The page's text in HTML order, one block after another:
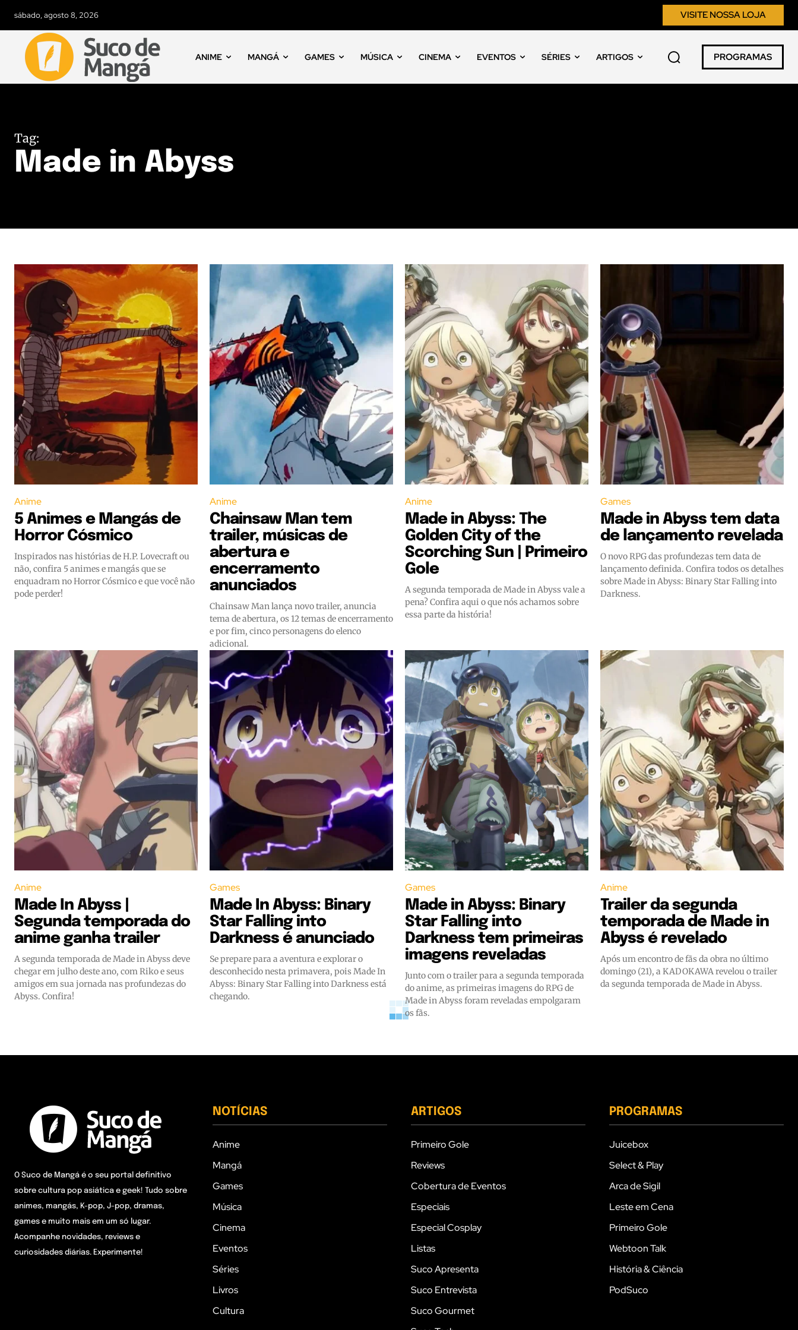
sábado, agosto 8, 2026 VISITE NOSSA LOJA
ANIME MANGÁ GAMES MÚSICA CINEMA EVENTOS SÉRIES ARTIGOS PROGRAMAS
Tag:
Made in Abyss
Anime
5 Animes e Mangás de
Horror Cósmico
Inspirados nas histórias de H.P. Lovecraft ou
não, confira 5 animes e mangás que se
enquadram no Horror Cósmico e que você não
pode perder!
Anime
Chainsaw Man tem
trailer, músicas de
abertura e
encerramento
anunciados
Chainsaw Man lança novo trailer, anuncia
tema de abertura, os 12 temas de encerramento
e por fim, cinco personagens do elenco
adicional.
Anime
Made in Abyss: The
Golden City of the
Scorching Sun | Primeiro
Gole
A segunda temporada de Made in Abyss vale a
pena? Confira aqui o que nós achamos sobre
essa parte da história!
Games
Made in Abyss tem data
de lançamento revelada
O novo RPG das profundezas tem data de
lançamento definida. Confira todos os detalhes
sobre Made in Abyss: Binary Star Falling into
Darkness.
Anime
Made In Abyss |
Segunda temporada do
anime ganha trailer
A segunda temporada de Made in Abyss deve
chegar em julho deste ano, com Riko e seus
amigos em sua jornada nas profundezas do
Abyss. Confira!
Games
Made In Abyss: Binary
Star Falling into
Darkness é anunciado
Se prepare para a aventura e explorar o
desconhecido nesta primavera, pois Made In
Abyss: Binary Star Falling into Darkness está
chegando.
Games
Made in Abyss: Binary
Star Falling into
Darkness tem primeiras
imagens reveladas
Junto com o trailer para a segunda temporada
do anime, as primeiras imagens do RPG de
Made in Abyss foram reveladas empolgaram
os fãs.
Anime
Trailer da segunda
temporada de Made in
Abyss é revelado
Após um encontro de fãs da obra no último
domingo (21), a KADOKAWA revelou o trailer
da segunda temporada de Made in Abyss.
O Suco de Mangá é o seu portal definitivo
sobre cultura pop asiática e geek! Tudo sobre
animes, mangás, K-pop, J-pop, dramas,
games e muito mais em um só lugar.
Acompanhe novidades, reviews e
curiosidades diárias. Experimente!
NOTÍCIAS
Anime
Mangá
Games
Música
Cinema
Eventos
Séries
Livros
Cultura
ARTIGOS
Primeiro Gole
Reviews
Cobertura de Eventos
Especiais
Especial Cosplay
Listas
Suco Apresenta
Suco Entrevista
Suco Gourmet
PROGRAMAS
Juicebox
Select & Play
Arca de Sigil
Leste em Cena
Primeiro Gole
Webtoon Talk
História & Ciência
PodSuco